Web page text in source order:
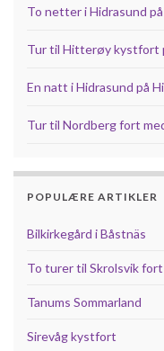
To netter i Hidrasund
Tur til Hitterøy kystfort
En natt i Hidrasund på
Tur til Nordberg fort
POPULÆRE ARTIKLER
Bilkirkegård i Båstnäs
To turer til Skrolsvik fort
Tanums Sommarland
Sirevåg kystfort